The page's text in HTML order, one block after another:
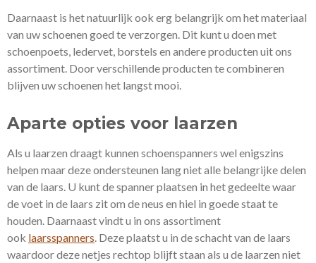
Daarnaast is het natuurlijk ook erg belangrijk om het materiaal
van uw schoenen goed te verzorgen. Dit kunt u doen met
schoenpoets, ledervet, borstels en andere producten uit ons
assortiment. Door verschillende producten te combineren
blijven uw schoenen het langst mooi.
Aparte opties voor laarzen
Als u laarzen draagt kunnen schoenspanners wel enigszins
helpen maar deze ondersteunen lang niet alle belangrijke delen
van de laars. U kunt de spanner plaatsen in het gedeelte waar
de voet in de laars zit om de neus en hiel in goede staat te
houden. Daarnaast vindt u in ons assortiment
ook laarsspanners. Deze plaatst u in de schacht van de laars
waardoor deze netjes rechtop blijft staan als u de laarzen niet